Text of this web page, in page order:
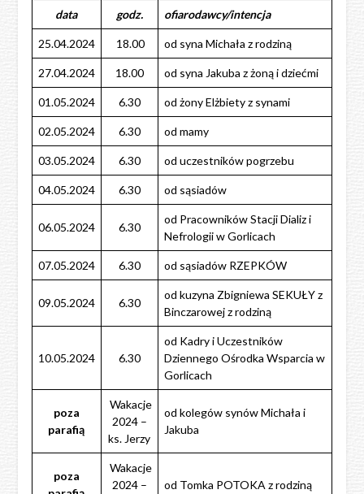
data godz. ofiarodawcy/intencja
25.04.2024 18.00 od syna Michała z rodziną
27.04.2024 18.00 od syna Jakuba z żoną i dziećmi
01.05.2024 6.30 od żony Elżbiety z synami
02.05.2024 6.30 od mamy
03.05.2024 6.30 od uczestników pogrzebu
04.05.2024 6.30 od sąsiadów
06.05.2024 6.30
od Pracowników Stacji Dializ i
Nefrologii w Gorlicach
07.05.2024 6.30 od sąsiadów RZEPKÓW
09.05.2024 6.30
od kuzyna Zbigniewa SEKUŁY z
Binczarowej z rodziną
10.05.2024 6.30
od Kadry i Uczestników
Dziennego Ośrodka Wsparcia w
Gorlicach
poza
parafią
Wakacje
2024 –
ks. Jerzy
od kolegów synów Michała i
Jakuba
poza
Wakacje
2024 –
od Tomka POTOKA z rodziną